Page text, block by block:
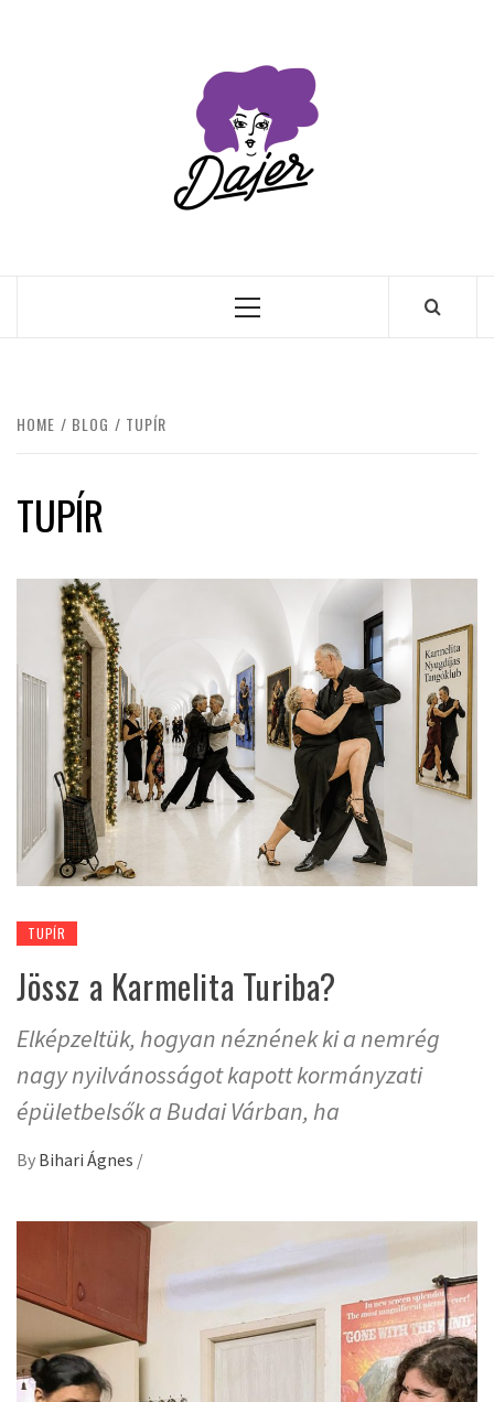
Primary
HOME BLOG TUPÍR
TUPÍR
TUPÍR
Jössz a Karmelita Turiba?
Elképzeltük, hogyan néznének ki a nemrég
nagy nyilvánosságot kapott kormányzati
épületbelsők a Budai Várban, ha
By Bihari Ágnes /